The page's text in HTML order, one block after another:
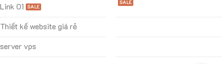
Link 01
Thiết kế website giá rẻ
server vps